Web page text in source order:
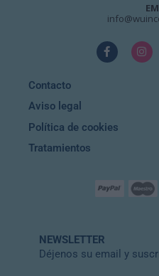
Contacto
Aviso legal
Política de cookies
Tratamientos
NEWSLETTER
Déjenos su email y